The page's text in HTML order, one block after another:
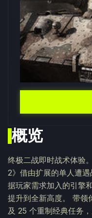
概览
终极二战即时战术体验
2》借由扩展的单人遭
据玩家需求加入的引擎
提升到全新高度。 带领
及 25 个重制经典任务